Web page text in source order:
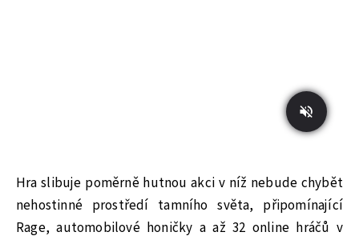
Hra slibuje poměrně hutnou akci v níž nebude chybět
nehostinné prostředí tamního světa, připomínající
Rage, automobilové honičky a až 32 online hráčů v